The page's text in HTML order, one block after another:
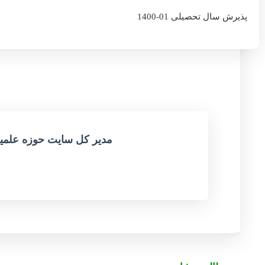
پذیرش سال تحصیلی 01-1400
مدیر کل سایت حوزه